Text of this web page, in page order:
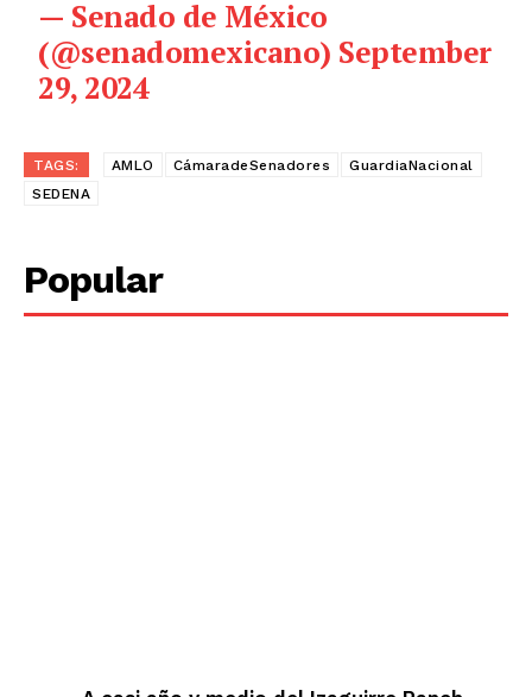
— Senado de México
(@senadomexicano) September
29, 2024
TAGS: AMLO CámaradeSenadores
GuardiaNacional
SEDENA
Popular